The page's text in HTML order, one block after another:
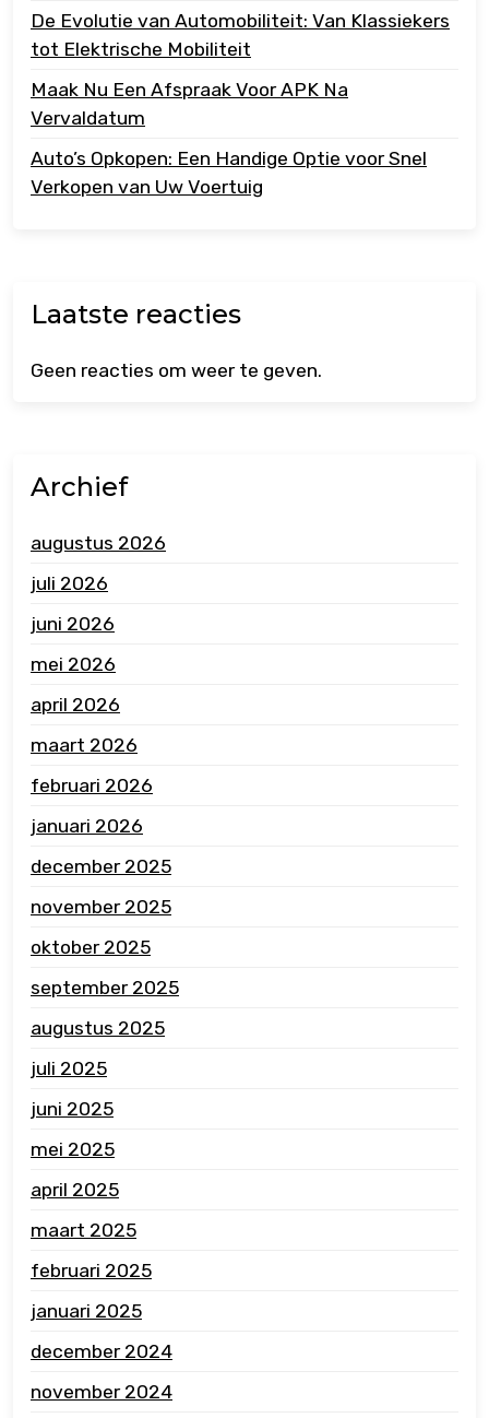
De Evolutie van Automobiliteit: Van Klassiekers
tot Elektrische Mobiliteit
Maak Nu Een Afspraak Voor APK Na
Vervaldatum
Auto’s Opkopen: Een Handige Optie voor Snel
Verkopen van Uw Voertuig
Laatste reacties
Geen reacties om weer te geven.
Archief
augustus 2026
juli 2026
juni 2026
mei 2026
april 2026
maart 2026
februari 2026
januari 2026
december 2025
november 2025
oktober 2025
september 2025
augustus 2025
juli 2025
juni 2025
mei 2025
april 2025
maart 2025
februari 2025
januari 2025
december 2024
november 2024